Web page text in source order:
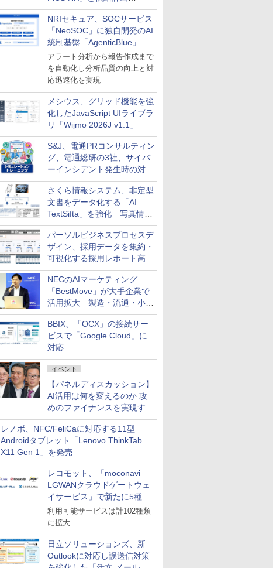
「scSQUARE ISP」の連携サ
ービスを提供開始
NRIセキュア、SOCサービス
「NeoSOC」に独自開発のAI
統制基盤「AgenticBlue」を
導入
アラート分析から報告作成まで
を自動化し分析品質の向上と対
応迅速化を実現
メシウス、グリッド機能を強
化したJavaScript UIライブラ
リ「Wijmo 2026J v1.1」
S&J、電通PRコンサルティン
グ、電通総研の3社、サイバ
ーインシデント発生時の対応
と危機管理広報を一体的に訓
練するプログラムを提供
さくら情報システム、非定型
文書をデータ化する「AI
TextSifta」を強化 写真情報
のデータ化などに対応
パーソルビジネスプロセスデ
ザイン、採用データを集約・
可視化する採用レポート高速
化サービスを提供
NECのAIマーケティング
「BestMove」が大手企業で
活用拡大 製造・流通・小売
企業・広告代理店などが実装
フェーズへ
BBIX、「OCX」の接続サー
ビスで「Google Cloud」に
対応
イベント
【パネルディスカッション】
AI活用は何を変えるのか 攻
めのファイナンスを実現する
業務設計とマインドセット変
革
レノボ、NFC/FeliCaに対応する11型
Androidタブレット「Lenovo ThinkTab
X11 Gen 1」を発売
レコモット、「moconavi
LGWANクラウドゲートウェ
イサービス」で新たに5種類
のサービスと連携開始
利用可能サービスは計102種類
に拡大
日立ソリューションズ、新
Outlookに対応し誤送信対策